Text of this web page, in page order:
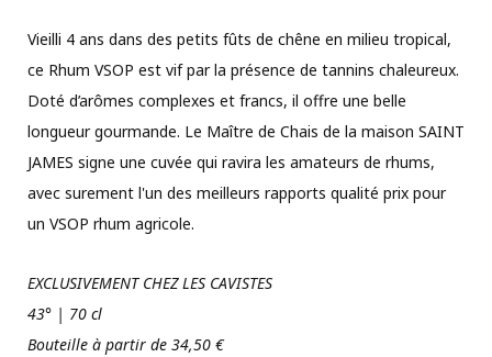
Vieilli 4 ans dans des petits fûts de chêne en milieu tropical,
ce Rhum VSOP est vif par la présence de tannins chaleureux.
Doté d’arômes complexes et francs, il offre une belle
longueur gourmande. Le Maître de Chais de la maison SAINT
JAMES signe une cuvée qui ravira les amateurs de rhums,
avec surement l'un des meilleurs rapports qualité prix pour
un VSOP rhum agricole.
EXCLUSIVEMENT CHEZ LES CAVISTES
43° | 70 cl
Bouteille à partir de 34,50 €